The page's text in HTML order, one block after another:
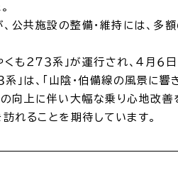
税金 ごみ・
公
公共施設の整備・維持には、多
も２７３系」が運行され、４月６
」は、「山陰・伯備線の風景に響
向上に伴い大幅な乗り心地改善
れることを期待しています。